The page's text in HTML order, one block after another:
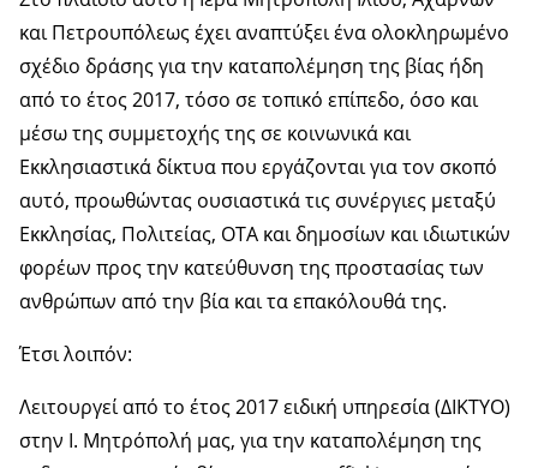
και Πετρουπόλεως έχει αναπτύξει ένα ολοκληρωμένο
σχέδιο δράσης για την καταπολέμηση της βίας ήδη
από το έτος 2017, τόσο σε τοπικό επίπεδο, όσο και
μέσω της συμμετοχής της σε κοινωνικά και
Εκκλησιαστικά δίκτυα που εργάζονται για τον σκοπό
αυτό, προωθώντας ουσιαστικά τις συνέργιες μεταξύ
Εκκλησίας, Πολιτείας, ΟΤΑ και δημοσίων και ιδιωτικών
φορέων προς την κατεύθυνση της προστασίας των
ανθρώπων από την βία και τα επακόλουθά της.
Έτσι λοιπόν:
Λειτουργεί από το έτος 2017 ειδική υπηρεσία (ΔΙΚΤΥΟ)
στην Ι. Μητρόπολή μας, για την καταπολέμηση της